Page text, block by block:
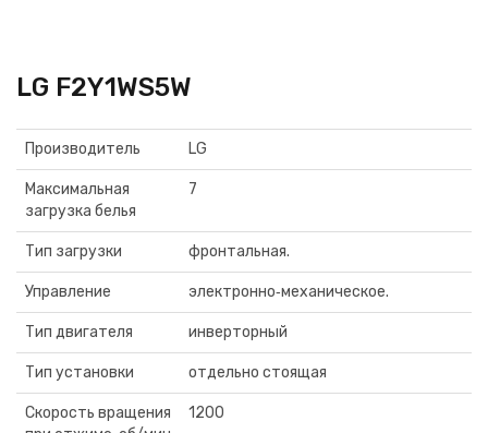
LG F2Y1WS5W
Производитель LG
Максимальная
загрузка белья
7
Тип загрузки фронтальная.
Управление электронно‑механическое.
Тип двигателя инверторный
Тип установки отдельно стоящая
Скорость вращения
1200